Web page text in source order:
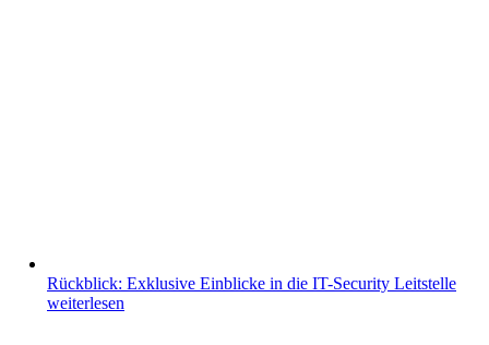
Rückblick: Exklusive Einblicke in die IT-Security Leitstelle
weiterlesen